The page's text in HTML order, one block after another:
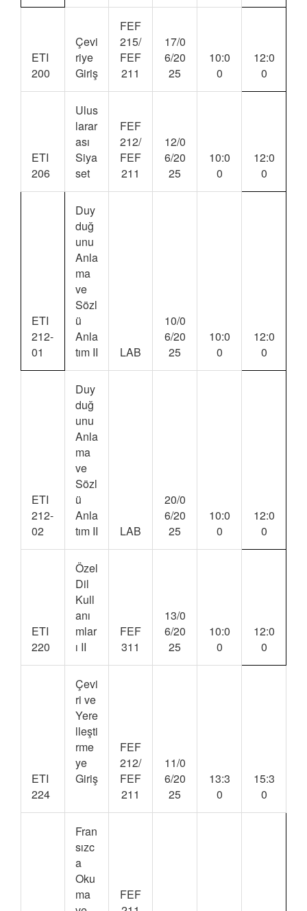
ETI
200
Çevi
riye
Giriş
FEF
215/
FEF
211
17/0
6/20
25
10:0
0
12:0
0
ETI
206
Ulus
larar
ası
Siya
set
FEF
212/
FEF
211
12/0
6/20
25
10:0
0
12:0
0
ETI
212-
01
Duy
duğ
unu
Anla
ma
ve
Sözl
ü
Anla
tım II
LAB
10/0
6/20
25
10:0
0
12:0
0
ETI
212-
02
Duy
duğ
unu
Anla
ma
ve
Sözl
ü
Anla
tım II
LAB
20/0
6/20
25
10:0
0
12:0
0
ETI
220
Özel
Dil
Kull
anı
mlar
ı II
FEF
311
13/0
6/20
25
10:0
0
12:0
0
ETI
224
Çevi
ri ve
Yere
lleşti
rme
ye
Giriş
FEF
212/
FEF
211
11/0
6/20
25
13:3
0
15:3
0
Fran
sızc
a
Oku
ma
FEF